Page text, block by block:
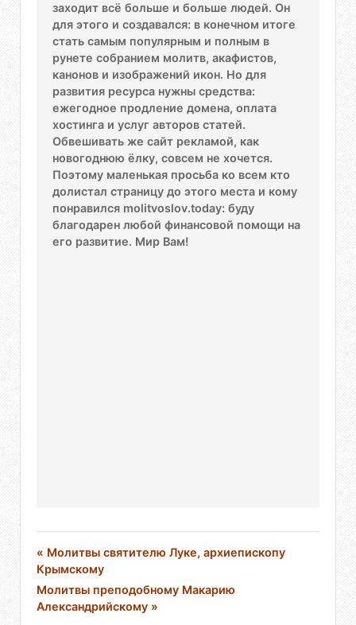
заходит всё больше и больше людей. Он
для этого и создавался: в конечном итоге
стать самым популярным и полным в
рунете собранием молитв, акафистов,
канонов и изображений икон. Но для
развития ресурса нужны средства:
ежегодное продление домена, оплата
хостинга и услуг авторов статей.
Обвешивать же сайт рекламой, как
новогоднюю ёлку, совсем не хочется.
Поэтому маленькая просьба ко всем кто
долистал страницу до этого места и кому
понравился molitvoslov.today: буду
благодарен любой финансовой помощи на
его развитие. Мир Вам!
« Молитвы святителю Луке, архиепископу
Крымскому
Молитвы преподобному Макарию
Александрийскому »